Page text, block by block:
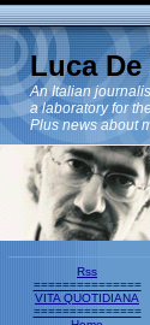
Luca De
An Italian
a laboratory for
Plus news about
Rss
===============
VITA QUOTIDIANA
===============